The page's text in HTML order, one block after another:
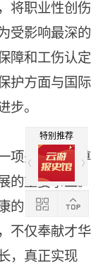
职业性创伤
受影响最深的
障和工伤认定
护方面与国际
步。
项关乎个人尊
的重要事业。
的良好氛围，
不仅奉献才华
，真正实现
特别推荐